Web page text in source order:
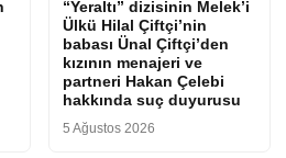
“Yeraltı” dizisinin Melek’i
Ülkü Hilal Çiftçi’nin
babası Ünal Çiftçi’den
kızının menajeri ve
partneri Hakan Çelebi
hakkında suç duyurusu
5 Ağustos 2026